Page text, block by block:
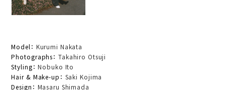
Model： Kurumi Nakata
Photographs： Takahiro Otsuji
Styling：Nobuko Ito
Hair & Make-up： Saki Kojima
Design： Masaru Shimada